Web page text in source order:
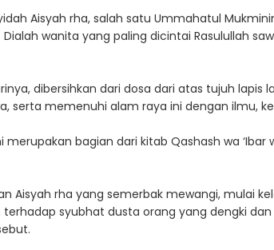
Aisyah rha, salah satu Ummahatul
Dialah wanita yang paling dicintai Rasulullah
dibersihkan dari dosa dari atas tujuh lapis
serta memenuhi alam raya ini dengan ilmu,
bagian dari kitab Qashash wa ‘Ibar
Aisyah rha yang semerbak mewangi, mulai
syubhat dusta orang yang dengki